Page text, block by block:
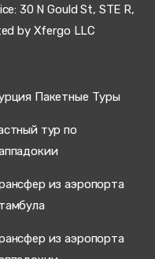
30 N Gould St, STE R,
by Xfergo LLC
Пакетные Туры
тур по
из аэропорта
из аэропорта